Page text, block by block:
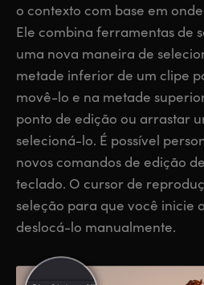
o contexto com base em
Ele combina ferramentas de
uma nova maneira de
metade inferior de um clipe
movê-lo e na metade
ponto de edição ou arrastar
selecioná-lo. É possível
novos comandos de edição
teclado. O cursor de
seleção para que você inicie
deslocá-lo manualmente.